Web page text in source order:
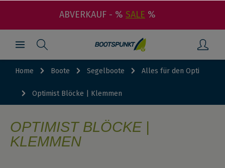
ABVERKAUF - % SALE %
Home Boote Segelboote Alles für den Opti
Optimist Blöcke | Klemmen
OPTIMIST BLÖCKE |
KLEMMEN